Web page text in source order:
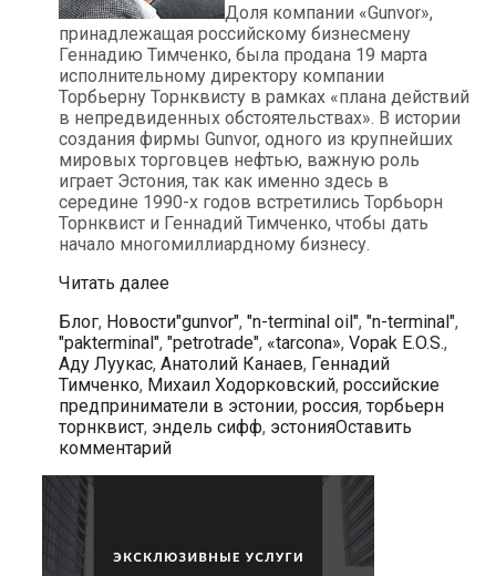
Доля компании «Gunvor»,
принадлежащая российскому бизнесмену
Геннадию Тимченко, была продана 19 марта
исполнительному директору компании
Торбьерну Торнквисту в рамках «плана действий
в непредвиденных обстоятельствах». В истории
создания фирмы Gunvor, одного из крупнейших
мировых торговцев нефтью, важную роль
играет Эстония, так как именно здесь в
середине 1990-х годов встретились Торбьорн
Торнквист и Геннадий Тимченко, чтобы дать
начало многомиллиардному бизнесу.
Читать далееГеннадий
продал
долю
в
компании
«Gunvor»
исполнительному
директору
компании
Рубрики
Блог, НовостиМетки
"gunvor", "n-terminal oil", "n-terminal",
"pakterminal", "petrotrade", «tarcona», Vopak E.O.S.,
Аду Луукас, Анатолий Канаев, Геннадий
Тимченко, Михаил Ходорковский, российские
предприниматели в эстонии, россия, торбьерн
торнквист, эндель сифф, эстонияОставить
комментарий